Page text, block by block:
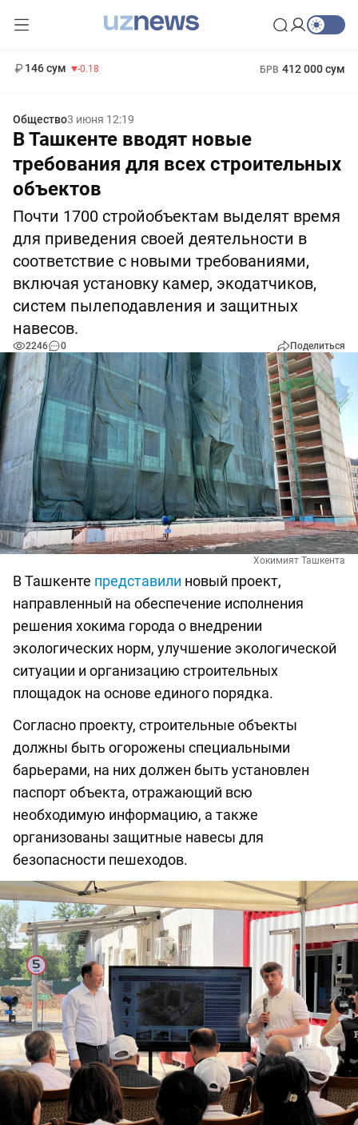
146 сум -0.18 БРВ 412 000 сум
Общество3 июня 12:19
В Ташкенте вводят новые
требования для всех строительных
объектов
Почти 1700 стройобъектам выделят время
для приведения своей деятельности в
соответствие с новыми требованиями,
включая установку камер, экодатчиков,
систем пылеподавления и защитных
навесов.
2246 0 Поделиться
Хокимият Ташкента
В Ташкенте представили новый проект,
направленный на обеспечение исполнения
решения хокима города о внедрении
экологических норм, улучшение экологической
ситуации и организацию строительных
площадок на основе единого порядка.
Согласно проекту, строительные объекты
должны быть огорожены специальными
барьерами, на них должен быть установлен
паспорт объекта, отражающий всю
необходимую информацию, а также
организованы защитные навесы для
безопасности пешеходов.